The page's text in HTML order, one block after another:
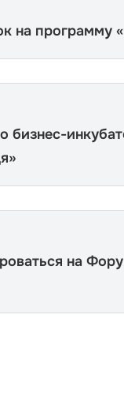
на программу
бизнес-
на